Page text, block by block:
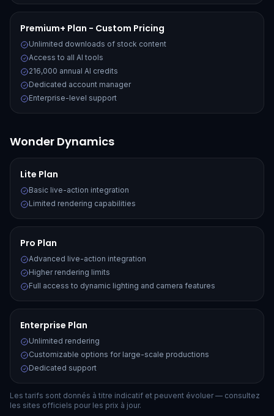
Premium+ Plan - Custom Pricing
Unlimited downloads of stock content
Access to all AI tools
216,000 annual AI credits
Dedicated account manager
Enterprise-level support
Wonder Dynamics
Lite Plan
Basic live-action integration
Limited rendering capabilities
Pro Plan
Advanced live-action integration
Higher rendering limits
Full access to dynamic lighting and camera features
Enterprise Plan
Unlimited rendering
Customizable options for large-scale productions
Dedicated support
Les tarifs sont donnés à titre indicatif et peuvent évoluer — consultez
les sites officiels pour les prix à jour.